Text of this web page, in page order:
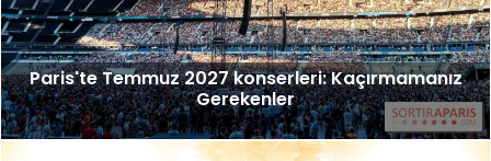
Paris'te Temmuz 2027 konserleri: Kaçırmamanız
Gerekenler